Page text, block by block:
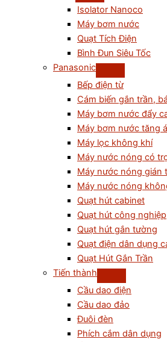
Isolator Nanoco
Máy bơm nước
Quạt Tích Điện
Bình Đun Siêu Tốc
Panasonic
Bếp điện từ
Cám biến gắn trần,
Máy bơm nước đẩy
Máy bơm nước tăng
Máy lọc không khí
Máy nước nóng có
Máy nước nóng gián
Máy nước nóng
Quạt hút cabinet
Quạt hút công nghiệp
Quạt hút gắn tường
Quạt điện dân dụng
Quạt Hút Gắn Trần
Tiến thành
Cầu dao điện
Cầu dao đảo
Đuôi đèn
Phích cắm dân dụng